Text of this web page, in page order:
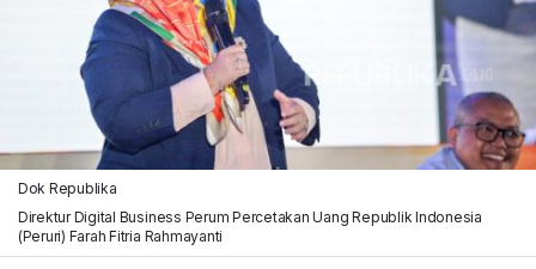
Dok Republika
Direktur Digital Business Perum Percetakan Uang Republik Indonesia
(Peruri) Farah Fitria Rahmayanti